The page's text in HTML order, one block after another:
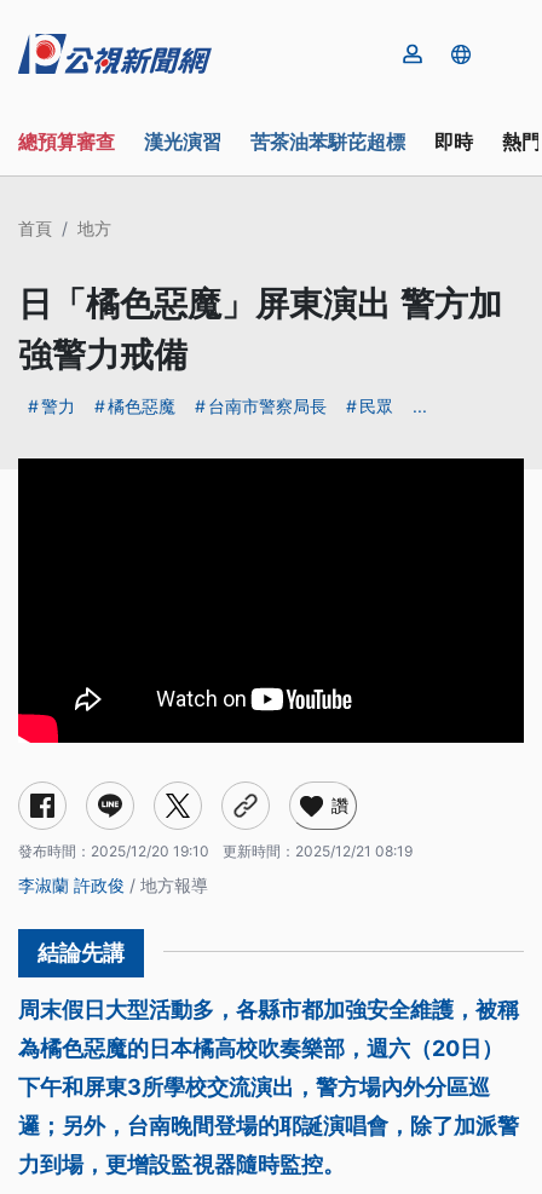
總預算審查 漢光演習 苦茶油苯駢芘超標 即時 熱
首頁 地方
日「橘色惡魔」屏東演出 警方加
強警力戒備
警力 橘色惡魔 台南市警察局長 民眾 ...
讚
發布時間： 2025/12/20 19:10 更新時間： 2025/12/21 08:19
李淑蘭 許政俊 / 地方報導
周末假日大型活動多，各縣市都加強安全維護，被稱
為橘色惡魔的日本橘高校吹奏樂部，週六（20日）
下午和屏東3所學校交流演出，警方場內外分區巡
邏；另外，台南晚間登場的耶誕演唱會，除了加派警
力到場，更增設監視器隨時監控。